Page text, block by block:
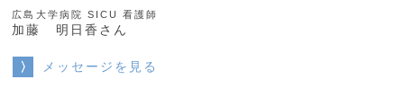
広島大学病院 SICU 看護師
加藤 明日香さん
メッセージを見る